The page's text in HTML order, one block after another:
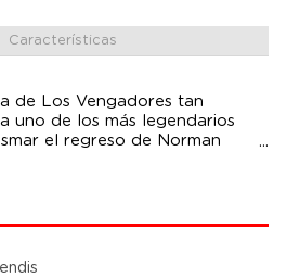
Características
de Los Vengadores tan
uno de los más legendarios
el regreso de Norman
resurgía de las cenizas.
Y ni siquiera Los